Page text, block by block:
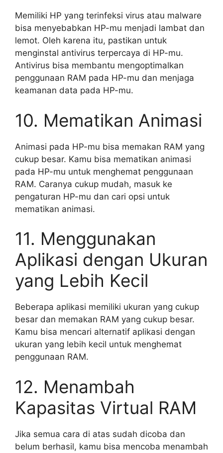
Memiliki HP yang terinfeksi virus atau malware
bisa menyebabkan HP-mu menjadi lambat dan
lemot. Oleh karena itu, pastikan untuk
menginstal antivirus terpercaya di HP-mu.
Antivirus bisa membantu mengoptimalkan
penggunaan RAM pada HP-mu dan menjaga
keamanan data pada HP-mu.
10. Mematikan Animasi
Animasi pada HP-mu bisa memakan RAM yang
cukup besar. Kamu bisa mematikan animasi
pada HP-mu untuk menghemat penggunaan
RAM. Caranya cukup mudah, masuk ke
pengaturan HP-mu dan cari opsi untuk
mematikan animasi.
11. Menggunakan
Aplikasi dengan Ukuran
yang Lebih Kecil
Beberapa aplikasi memiliki ukuran yang cukup
besar dan memakan RAM yang cukup besar.
Kamu bisa mencari alternatif aplikasi dengan
ukuran yang lebih kecil untuk menghemat
penggunaan RAM.
12. Menambah
Kapasitas Virtual RAM
Jika semua cara di atas sudah dicoba dan
belum berhasil, kamu bisa mencoba menambah